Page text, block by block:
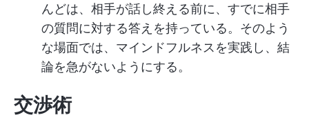
んどは、相手が話し終える前に、すでに相手
の質問に対する答えを持っている。そのよう
な場面では、マインドフルネスを実践し、結
論を急がないようにする。
交渉術